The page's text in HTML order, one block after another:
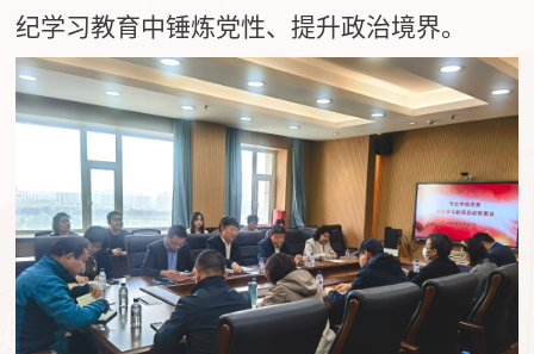
纪学习教育中锤炼党性、提升政治境界。